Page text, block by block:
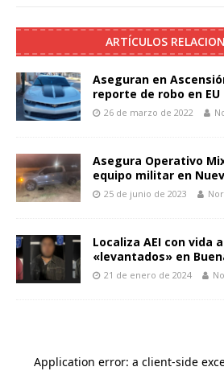
ARTÍCULOS
Aseguran en
reporte de robo en EU
26 de marzo de 2022
Asegura Operativo
equipo militar en
25 de junio de 2023
Localiza AEI con vida
«levantados» en
21 de enero de 2024